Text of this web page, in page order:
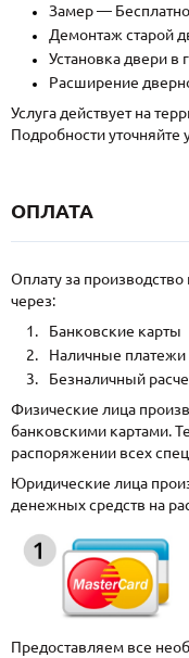
Замер — Бесплатно
Демонтаж старой
Установка двери
Расширение
Услуга действует на
Подробности уточняйте
ОПЛАТА
Оплату за
через:
Банковские карты
Наличные платежи
Безналичный
Физические лица
банковскими картами.
распоряжении всех
Юридические лица
денежных средств на
Предоставляем все